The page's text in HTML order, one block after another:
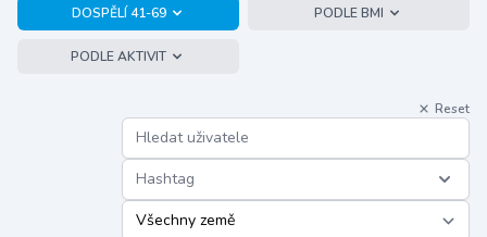
DOSPĚLÍ 41-69 PODLE BMI
PODLE AKTIVIT
Reset
Hashtag